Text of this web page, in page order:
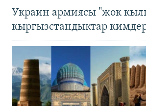
Украин армиясы "жок
кыргызстандыктар